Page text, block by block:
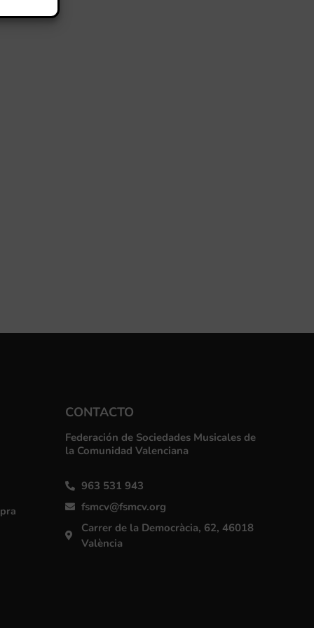
CONTACTO
Federación de Sociedades Musicales de
la Comunidad Valenciana
963 531 943
fsmcv@fsmcv.org
Carrer de la Democràcia, 62, 46018
València